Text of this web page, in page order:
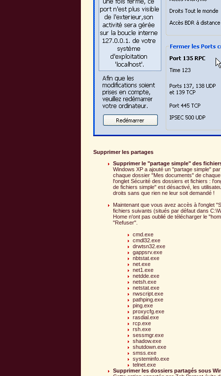
Supprimer les partages
Supprimer le "partage simple" des
Windows XP a ajouté un "partage simple"
chaque dossier "Mes documents" de
l'onglet Sécurité des dossiers et fichiers :
de fichiers simple" est désactivé, les
droits sans que rien ne leur soit demandé !
Maintenant que vous avez accès à l'onglet
fichiers suivants (situés par défaut dans
Home n'ont pas oublié de télécharger le
"Refuser".
cmd.exe
cmdl32.exe
drwtsn32.exe
gappsrv.exe
nbtstat.exe
net.exe
net1.exe
netdde.exe
netsh.exe
netstat.exe
nwscript.exe
pathping.exe
ping.exe
proxycfg.exe
rasdial.exe
rcp.exe
rsh.exe
sessmgr.exe
shadow.exe
shutdown.exe
smss.exe
systeminfo.exe
telnet.exe
Supprimer les dossiers partagés sous